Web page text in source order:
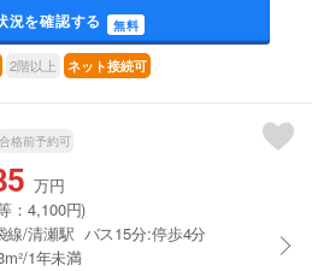
況を確認する 無料
2階以上 ネット接続可
合格前予約可
万円
：4,100円)
線/清瀬駅 バス15分:停歩4分
1年未満